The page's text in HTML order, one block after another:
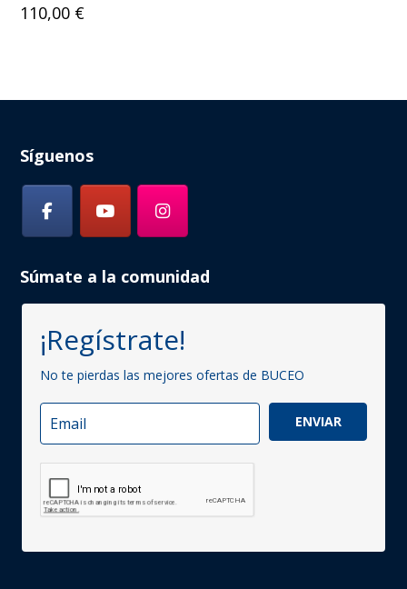
110,00 €
Síguenos
Súmate a la comunidad
¡Regístrate!
No te pierdas las mejores ofertas de BUCEO
ENVIAR